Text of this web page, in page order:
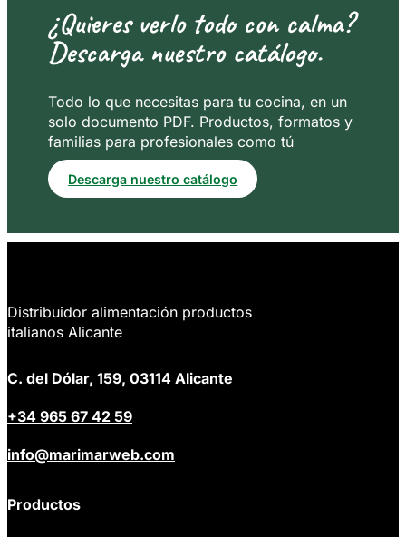
¿Quieres verlo todo con calma?
Descarga nuestro catálogo.
Todo lo que necesitas para tu cocina, en un
solo documento PDF. Productos, formatos y
familias para profesionales como tú
Descarga nuestro catálogo
Distribuidor alimentación productos
italianos Alicante
C. del Dólar, 159, 03114 Alicante
+34 965 67 42 59
info@marimarweb.com
Productos